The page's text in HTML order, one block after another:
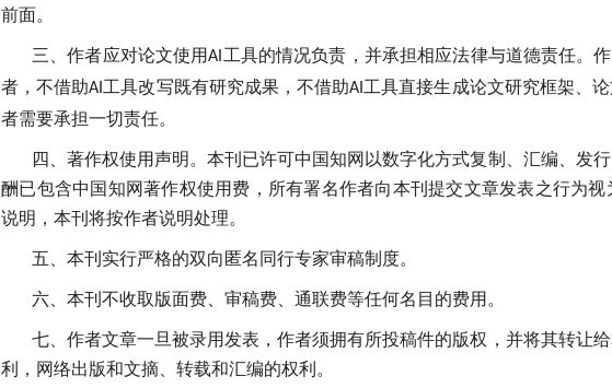
前面。
三、作者应对论文使用AI 工具的情况负责，并承担相应法律与道德责任。
者 ，不借助AI工具改写既有研究成果，不借助AI工具直接生成论文研究框架、
者需要承担一切责任。
四、著作权使用声明。本刊已许可中国知网以数字化方式复制、汇编、发
酬已包含中国知网著作权使用费，所有署名作者向本刊提交文章发表之行为
说明，本刊将按作者说明处理。
五、本刊实行严格的双向匿名同行专家审稿制度。
六、本刊不收取版面费、审稿费、通联费等任何名目的费用。
七、作者文章一旦被录用发表，作者须拥有所投稿件的版权，并将其转让
利，网络出版和文摘、转载和汇编的权利。